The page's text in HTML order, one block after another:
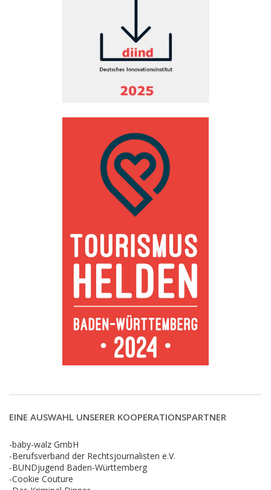
EINE AUSWAHL UNSERER KOOPERATIONSPARTNER
-baby-walz GmbH
-Berufsverband der Rechtsjournalisten e.V.
-BUNDjugend Baden-Württemberg
-Cookie Couture